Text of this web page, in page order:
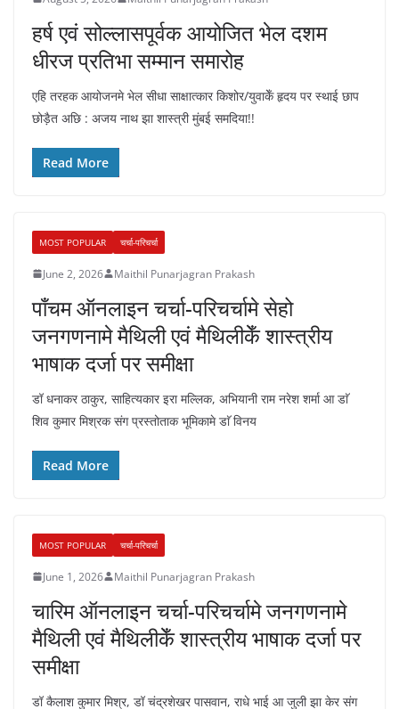
हर्ष एवं सोल्लासपूर्वक आयोजित भेल दशम
धीरज प्रतिभा सम्मान समारोह
एहि तरहक आयोजनमे भेल सीधा साक्षात्कार किशोर/युवाकेँ हृदय पर स्थाई छाप
छोड़ैत अछि : अजय नाथ झा शास्त्री मुंबई समदिया!!
Read More
MOST POPULAR चर्चा-परिचर्चा
June 2, 2026 Maithil Punarjagran Prakash
पाँचम ऑनलाइन चर्चा-परिचर्चामे सेहो
जनगणनामे मैथिली एवं मैथिलीकेँ शास्त्रीय
भाषाक दर्जा पर समीक्षा
डॉ धनाकर ठाकुर, साहित्यकार इरा मल्लिक, अभियानी राम नरेश शर्मा आ डाॅ
शिव कुमार मिश्रक संग प्रस्तोताक भूमिकामे डाॅ विनय
Read More
MOST POPULAR चर्चा-परिचर्चा
June 1, 2026 Maithil Punarjagran Prakash
चारिम ऑनलाइन चर्चा-परिचर्चामे जनगणनामे
मैथिली एवं मैथिलीकेँ शास्त्रीय भाषाक दर्जा पर
समीक्षा
डॉ कैलाश कुमार मिश्र, डॉ चंद्रशेखर पासवान, राधे भाई आ जुली झा केर संग